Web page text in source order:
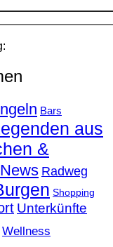
Bars
aus
&
News Radweg
Shopping
Unterkünfte
Wellness